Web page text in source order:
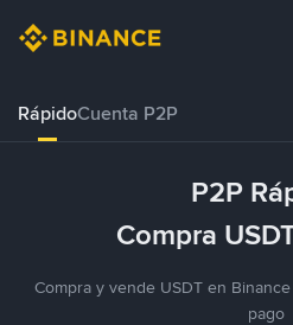
RápidoCuenta P2P
P2P
Compra
Compra y vende USDT en
pago